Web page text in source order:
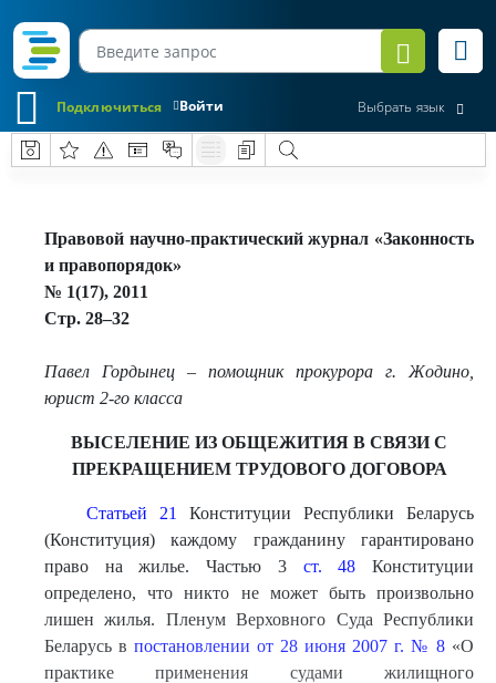
Войти
Подключиться Выбрать язык
Правовой научно-практический журнал «Законность
и правопорядок»
№ 1(17), 2011
Стр. 28–32
Павел Гордынец – помощник прокурора г. Жодино,
юрист 2-го класса
ВЫСЕЛЕНИЕ ИЗ ОБЩЕЖИТИЯ В СВЯЗИ С
ПРЕКРАЩЕНИЕМ ТРУДОВОГО ДОГОВОРА
Статьей 21
Конституции Республики Беларусь
(Конституция) каждому гражданину гарантировано
право на жилье. Частью 3 ст. 48 Конституции
определено, что никто не может быть произвольно
лишен жилья. Пленум Верховного Суда Республики
Беларусь в постановлении от 28 июня 2007 г. № 8 «О
практике применения судами жилищного